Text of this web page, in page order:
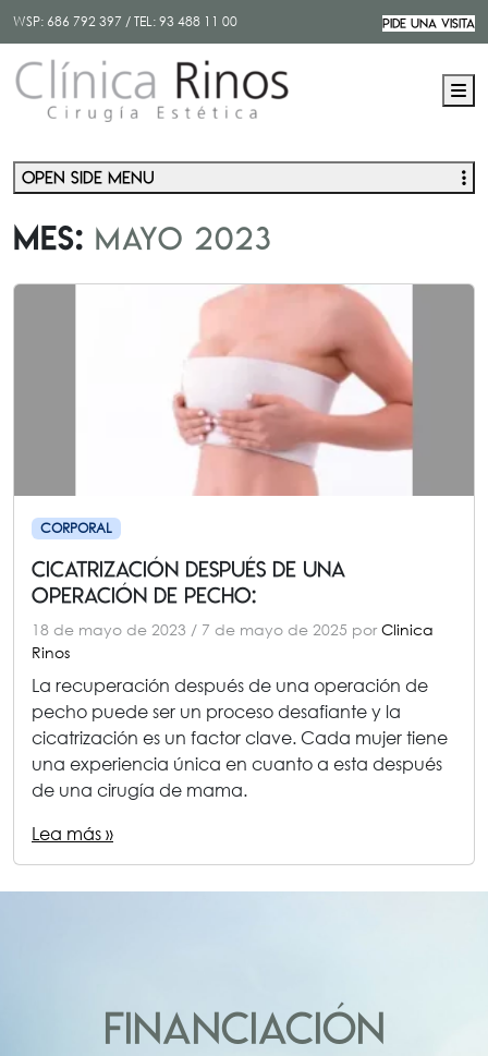
WSP: 686 792 397 / TEL:93 488 11 00 PIDE UNA VISITA
Mes: mayo 2023
CORPORAL
Cicatrización después de una
operación de pecho:
18 de mayo de 2023 / 7 de mayo de 2025 porClinica
Rinos
La recuperación después de una operación de
pecho puede ser un proceso desafiante y la
cicatrización es un factor clave. Cada mujer tiene
una experiencia única en cuanto a esta después
de una cirugía de mama.
Lea más »
Open side menu
FINANCIACIÓN